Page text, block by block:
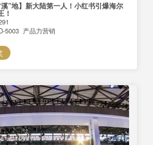
”地】新大陆第一人！小红书引爆海尔
！
5003 产品力营销